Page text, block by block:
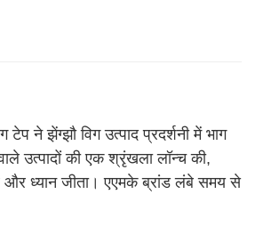
टेप ने झेंग्झौ विग उत्पाद प्रदर्शनी में भाग
उत्पादों की एक श्रृंखला लॉन्च की,
और ध्यान जीता। एएमके ब्रांड लंबे समय से
है